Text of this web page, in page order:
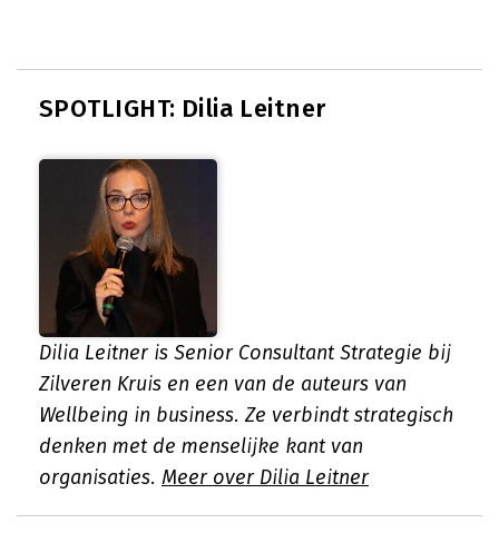
SPOTLIGHT: Dilia Leitner
Dilia Leitner is Senior Consultant Strategie bij
Zilveren Kruis en een van de auteurs van
Wellbeing in business. Ze verbindt strategisch
denken met de menselijke kant van
organisaties. Meer over Dilia Leitner